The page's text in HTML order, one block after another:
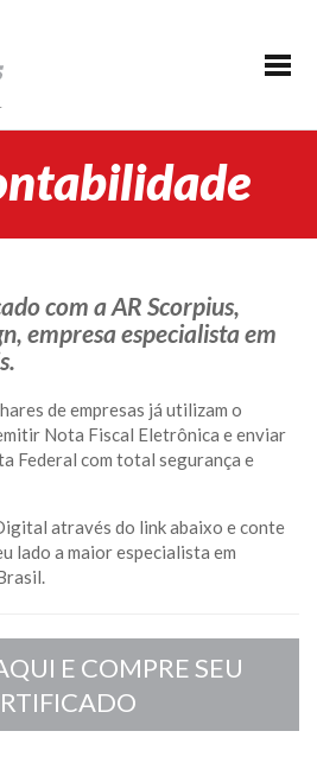
com a AR Scorpius,
empresa especialista em
de empresas já utilizam o
Nota Fiscal Eletrônica e enviar
Federal com total segurança e
através do link abaixo e conte
lado a maior especialista em
E COMPRE SEU